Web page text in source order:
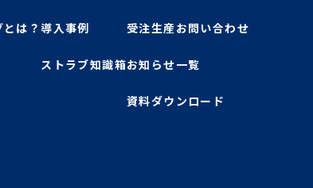
とは？導入事例
ストラブ知識箱
受注生産お問い合わせ
お知らせ一覧
資料ダウンロード